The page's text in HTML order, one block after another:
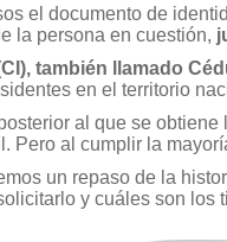
el documento de
la persona en cuestión,
también llamado
en el territorio
al que se
Pero al cumplir la
un repaso de la
y cuáles son los